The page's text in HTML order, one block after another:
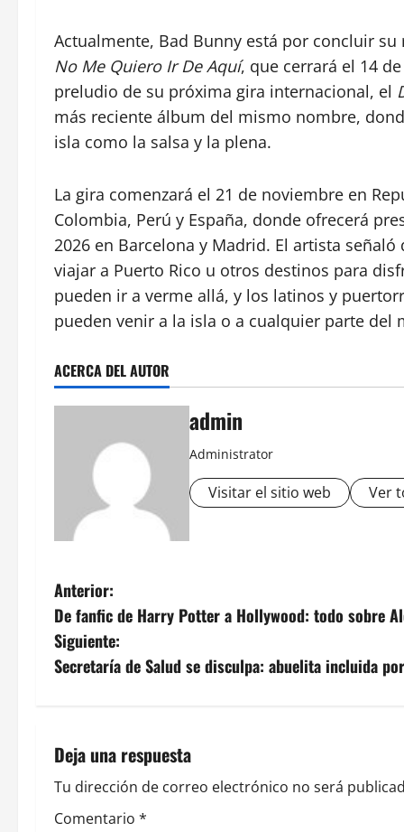
Actualmente, Bad Bunny está por concluir
No Me Quiero Ir De Aquí, que cerrará el 14
preludio de su próxima gira internacional, el
más reciente álbum del mismo nombre,
isla como la salsa y la plena.
La gira comenzará el 21 de noviembre en
Colombia, Perú y España, donde ofrecerá
2026 en Barcelona y Madrid. El artista
viajar a Puerto Rico u otros destinos para
pueden ir a verme allá, y los latinos y
pueden venir a la isla o a cualquier parte del
ACERCA DEL AUTOR
admin
Administrator
Visitar el sitio web Ver
N
a
v
g
a
c
Anterior:
De fanfic de Harry Potter a Hollywood: todo sobre
Siguiente:
Secretaría de Salud se disculpa: abuelita incluida
Deja una respuesta
Tu dirección de correo electrónico no será
Comentario *